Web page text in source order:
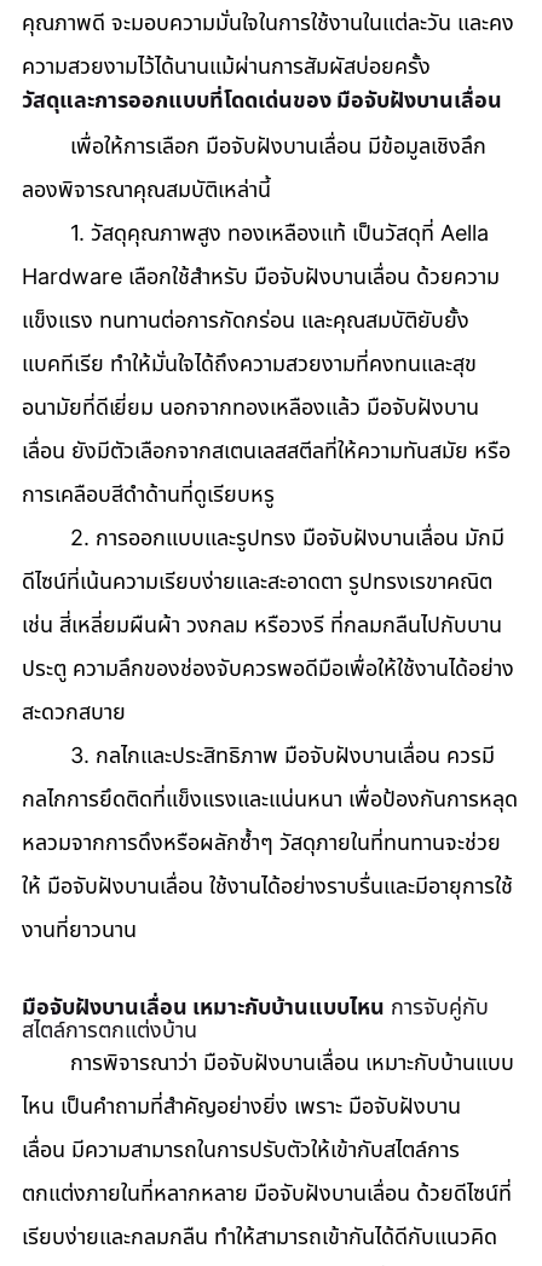
คุณภาพดี จะมอบความมั่นใจในการใช้งานในแต่ละวัน และคง
ความสวยงามไว้ได้นานแม้ผ่านการสัมผัสบ่อยครั้ง
วัสดุและการออกแบบที่โดดเด่นของ มือจับฝังบานเลื่อน
ลองพิจารณาคุณสมบัติเหล่านี้
Hardware เลือกใช้สำหรับ มือจับฝังบานเลื่อน ด้วยความ
แข็งแรง ทนทานต่อการกัดกร่อน และคุณสมบัติยับยั้ง
แบคทีเรีย ทำให้มั่นใจได้ถึงความสวยงามที่คงทนและสุข
อนามัยที่ดีเยี่ยม นอกจากทองเหลืองแล้ว มือจับฝังบาน
เลื่อน ยังมีตัวเลือกจากสเตนเลสสตีลที่ให้ความทันสมัย หรือ
การเคลือบสีดำด้านที่ดูเรียบหรู
ดีไซน์ที่เน้นความเรียบง่ายและสะอาดตา รูปทรงเรขาคณิต
เช่น สี่เหลี่ยมผืนผ้า วงกลม หรือวงรี ที่กลมกลืนไปกับบาน
ประตู ความลึกของช่องจับควรพอดีมือเพื่อให้ใช้งานได้อย่าง
สะดวกสบาย
กลไกการยึดติดที่แข็งแรงและแน่นหนา เพื่อป้องกันการหลุด
หลวมจากการดึงหรือผลักซ้ำๆ วัสดุภายในที่ทนทานจะช่วย
ให้ มือจับฝังบานเลื่อน ใช้งานได้อย่างราบรื่นและมีอายุการใช้
งานที่ยาวนาน
มือจับฝังบานเลื่อน เหมาะกับบ้านแบบไหน การจับคู่กับ
สไตล์การตกแต่งบ้าน
ไหน เป็นคำถามที่สำคัญอย่างยิ่ง เพราะ มือจับฝังบาน
เลื่อน มีความสามารถในการปรับตัวให้เข้ากับสไตล์การ
ตกแต่งภายในที่หลากหลาย มือจับฝังบานเลื่อน ด้วยดีไซน์ที่
เรียบง่ายและกลมกลืน ทำให้สามารถเข้ากันได้ดีกับแนวคิด